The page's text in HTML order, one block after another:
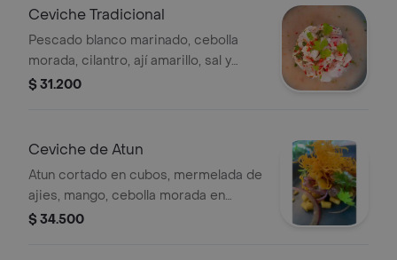
Ceviche Tradicional
Pescado blanco marinado, cebolla
morada, cilantro, ají amarillo, sal y
pimienta.
$ 31.200
Ceviche de Atun
Atun cortado en cubos, mermelada de
ajies, mango, cebolla morada en
pluma y crema de aguacate .
$ 34.500